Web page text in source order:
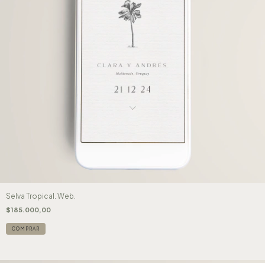
Selva Tropical. Web.
$185.000,00